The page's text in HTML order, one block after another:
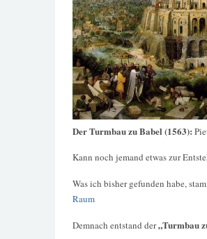
Der Turmbau zu Babel (1563):
Kann noch jemand etwas zur
Was ich bisher gefunden habe,
Raum
Demnach entstand der„Turmbau